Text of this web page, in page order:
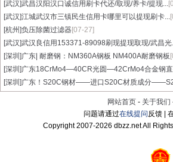
[武汉]武昌汉阳汉口诚信用刷卡代还/取现/养卡/提现...
[武汉]江城武汉市三镇民生信用卡哪里可以提现刷卡...
[杭州]负压除菌过滤器[07-27]
[武汉]武汉良信用153371-89098刷现提现取现/武昌光
[深圳]广东| 耐磨钢：NM360A钢板 NM400A耐磨钢板
[深圳]广东18CrMo4—40CR光圆—42CrMo4合金钢
[深圳]广东！S20C钢材——进口S20C材质成分
网站首页 - 关于我们
问题请通过在线提问反馈 |
Copyright 2007-2026 dbzz.net All